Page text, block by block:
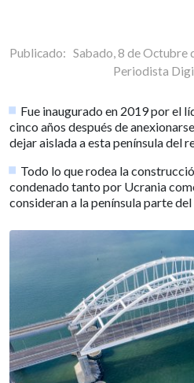
Publicado: Sabado, 8 de Octubre
Periodista
Fue inaugurado en 2019 por el
cinco años después de
dejar aislada a esta península del
Todo lo que rodea la
condenado tanto por Ucrania
consideran a la península parte